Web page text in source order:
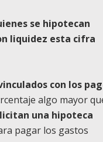
se hipotecan
liquidez esta cifra
con los
algo mayor
una hipoteca
pagar los gastos